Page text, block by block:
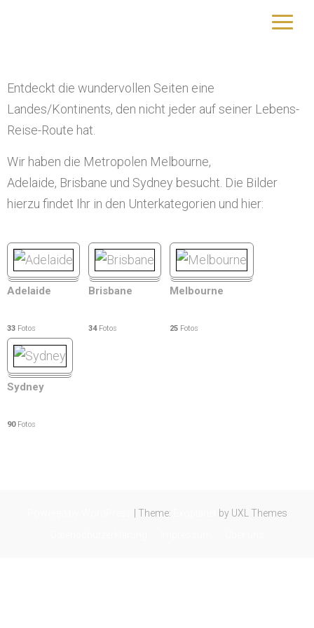
Entdeckt die wundervollen Seiten eine
Landes/Kontinents, den nicht jeder auf seiner Lebens-
Reise-Route hat.
Wir haben die Metropolen Melbourne,
Adelaide, Brisbane und Sydney besucht. Die Bilder
hierzu findet Ihr in den Unterkategorien und hier:
Adelaide
33 Fotos
Brisbane
34Fotos
Melbourne
25 Fotos
Sydney
90Fotos
| Theme:
by UXL Themes